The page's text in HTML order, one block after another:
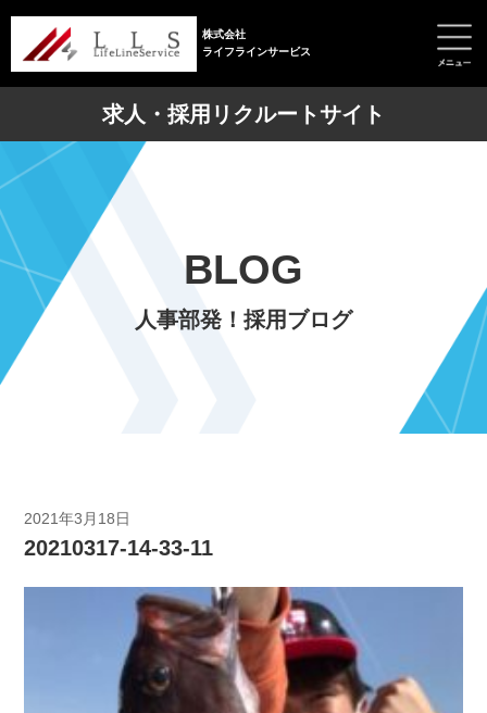
株式会社
ライフラインサービス
求人・採用リクルートサイト
BLOG
人事部発！採用ブログ
2021年3月18日
20210317-14-33-11